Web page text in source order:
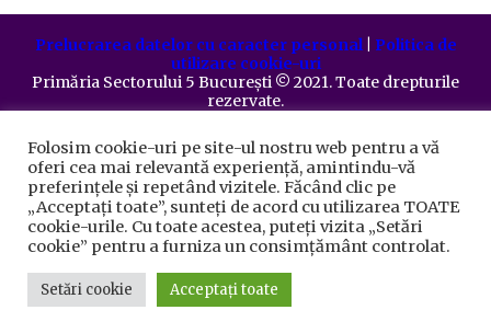
Prelucrarea datelor cu caracter personal| Politica de
utilizare cookie-uri
Primăria Sectorului 5 București ©️ 2021. Toate drepturile
rezervate.
Folosim cookie-uri pe site-ul nostru web pentru a vă
oferi cea mai relevantă experiență, amintindu-vă
preferințele și repetând vizitele. Făcând clic pe
„Acceptați toate”, sunteți de acord cu utilizarea TOATE
cookie-urile. Cu toate acestea, puteți vizita „Setări
cookie” pentru a furniza un consimțământ controlat.
Setări cookie Acceptați toate